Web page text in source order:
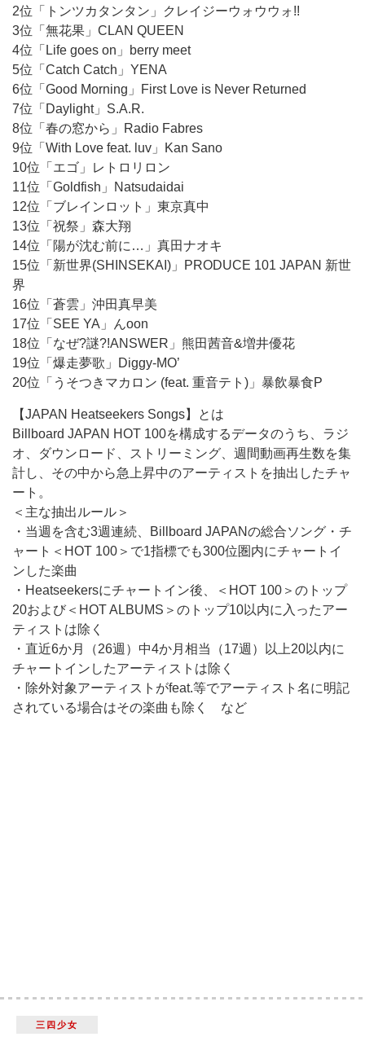
2位「トンツカタンタン」クレイジーウォウウォ!!
3位「無花果」CLAN QUEEN
4位「Life goes on」berry meet
5位「Catch Catch」YENA
6位「Good Morning」First Love is Never Returned
7位「Daylight」S.A.R.
8位「春の窓から」Radio Fabres
9位「With Love feat. luv」Kan Sano
10位「エゴ」レトロリロン
11位「Goldfish」Natsudaidai
12位「ブレインロット」東京真中
13位「祝祭」森大翔
14位「陽が沈む前に…」真田ナオキ
15位「新世界(SHINSEKAI)」PRODUCE 101 JAPAN 新世
界
16位「蒼雲」沖田真早美
17位「SEE YA」んoon
18位「なぜ?謎?!ANSWER」熊田茜音&増井優花
19位「爆走夢歌」Diggy-MO’
20位「うそつきマカロン (feat. 重音テト)」暴飲暴食P
【JAPAN Heatseekers Songs】とは
Billboard JAPAN HOT 100を構成するデータのうち、ラジ
オ、ダウンロード、ストリーミング、週間動画再生数を集
計し、その中から急上昇中のアーティストを抽出したチャ
ート。
＜主な抽出ルール＞
・当週を含む3週連続、Billboard JAPANの総合ソング・チ
ャート＜HOT 100＞で1指標でも300位圏内にチャートイ
ンした楽曲
・Heatseekersにチャートイン後、＜HOT 100＞のトップ
20および＜HOT ALBUMS＞のトップ10以内に入ったアー
ティストは除く
・直近6か月（26週）中4か月相当（17週）以上20以内に
チャートインしたアーティストは除く
・除外対象アーティストがfeat.等でアーティスト名に明記
されている場合はその楽曲も除く など
三四少女